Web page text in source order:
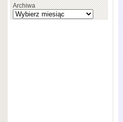
Archiwa